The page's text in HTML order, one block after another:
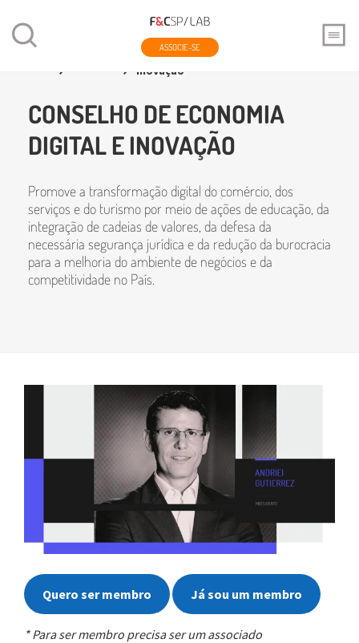
ASSOCIE-SE
Conselho de Economia Digital e
Inovação
CONSELHO DE ECONOMIA
DIGITAL E INOVAÇÃO
Promove a transformação digital do comércio, dos
serviços e do turismo por meio de ações de educação, da
integração de cadeias de valores, da defesa da
necessária segurança jurídica e da redução da burocracia
para a melhoria do ambiente de negócios e da
competitividade no País.
Quero ser membro Já sou um membro
* Para ser membro precisa ser um associado